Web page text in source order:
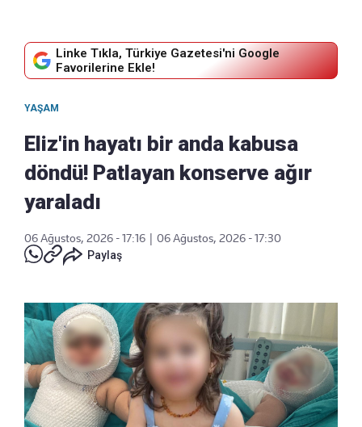
Linke Tıkla, Türkiye Gazetesi'ni Google
Favorilerine Ekle!
YAŞAM
Eliz'in hayatı bir anda kabusa
döndü! Patlayan konserve ağır
yaraladı
06 Ağustos, 2026 - 17:16
06 Ağustos, 2026 - 17:30
Paylaş